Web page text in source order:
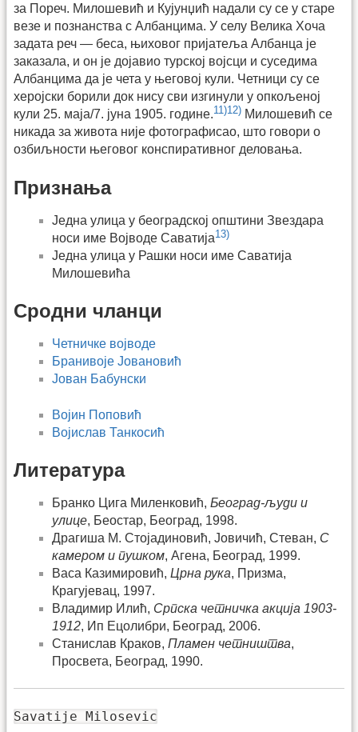
за Пореч. Милошевић и Кујунџић надали су се у старе
везе и познанства с Албанцима. У селу Велика Хоча
задата реч — беса, њиховог пријатеља Албанца је
заказала, и он је дојавио турској војсци и суседима
Албанцима да је чета у његовој кули. Четници су се
херојски борили док нису сви изгинули у опкољеној
кули 25. маја/7. јуна 1905. године.11)12) Милошевић се
никада за живота није фотографисао, што говори о
озбиљности његовог конспиративног деловања.
Признања
Једна улица у београдској општини Звездара
носи име Војводе Саватија13)
Једна улица у Рашки носи име Саватија
Милошевића
Сродни чланци
Четничке војводе
Бранивоје Јовановић
Јован Бабунски
Војин Поповић
Војислав Танкосић
Литература
Бранко Цига Миленковић, Београд-људи и
улице, Беостар, Београд, 1998.
Драгиша М. Стојадиновић, Јовичић, Стеван, С
камером и пушком, Агена, Београд, 1999.
Васа Казимировић, Црна рука, Призма,
Крагујевац, 1997.
Владимир Илић, Српска четничка акција 1903-
1912, Ип Ецолибри, Београд, 2006.
Станислав Краков, Пламен четништва,
Просвета, Београд, 1990.
Savatije Milosevic